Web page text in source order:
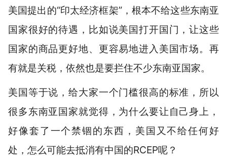
美国提出的“印太经济框架”，根本不给这些东南亚
国家很好的待遇，比如说美国打开国门，让这些
国家的商品更好地、更容易地进入美国市场。再
有就是关税，依然也是要拦住不少东南亚国家。
美国等于说，给大家一个门槛很高的标准，所以
很多东南亚国家就觉得，为什么要让自己身上，
好像套了一个禁锢的东西，美国又不给任何好
处，怎么可能去抵消有中国的RCEP呢？